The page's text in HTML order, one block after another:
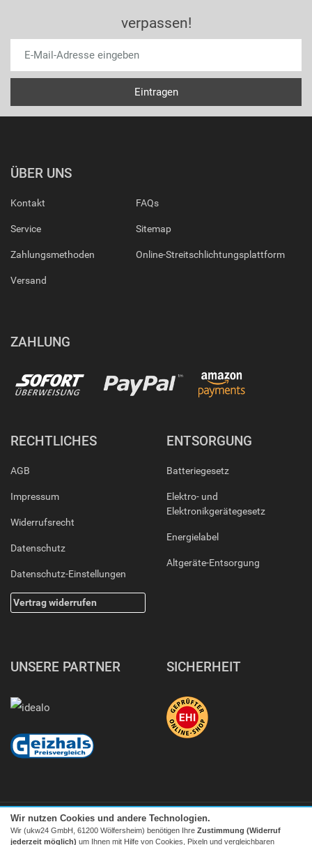
verpassen!
ÜBER UNS
Kontakt
Service
Zahlungsmethoden
Versand
FAQs
Sitemap
Online-Streitschlichtungsplattform
ZAHLUNG
RECHTLICHES
AGB
Impressum
Widerrufsrecht
Datenschutz
Datenschutz-Einstellungen
Vertrag widerrufen
ENTSORGUNG
Batteriegesetz
Elektro- und
Elektronikgerätegesetz
Energielabel
Altgeräte-Entsorgung
UNSERE PARTNER SICHERHEIT
Wir nutzen Cookies und andere Technologien.
Wir (ukw24 GmbH, 61200 Wölfersheim) benötigen Ihre Zustimmung (Widerruf
jederzeit möglich) um Ihnen mit Hilfe von Cookies, Pixeln und vergleichbaren